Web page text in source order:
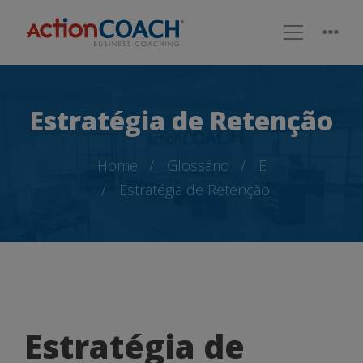
Estratégia de Retenção
Home Glossário
E
Estratégia de Retenção
Estratégia
Estratégia de